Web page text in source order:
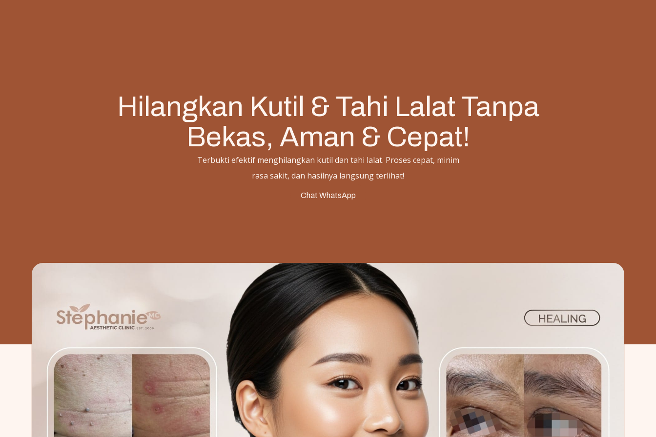
Hilangkan Kutil & Tahi Lalat Tanpa
Bekas, Aman & Cepat!
Terbukti efektif menghilangkan kutil dan tahi lalat. Proses cepat, minim
rasa sakit, dan hasilnya langsung terlihat!
Chat WhatsApp